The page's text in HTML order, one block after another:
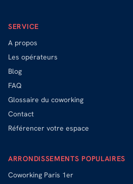
SERVICE
A propos
Les opérateurs
Blog
FAQ
Glossaire du coworking
Contact
Référencer votre espace
ARRONDISSEMENTS POPULAIRES
Coworking Paris 1er